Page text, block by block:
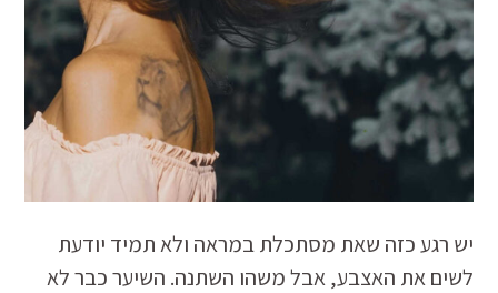
יש רגע כזה שאת מסתכלת במראה ולא תמיד יודעת
לשים את האצבע,אבל משהו השתנה. השיער כבר לא